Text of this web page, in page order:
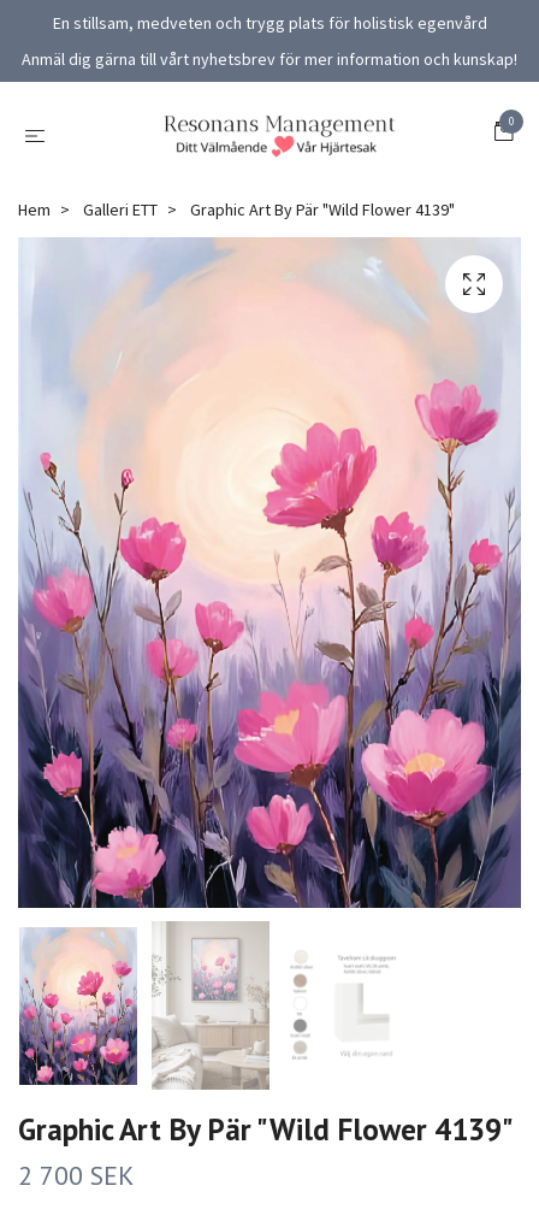
En stillsam, medveten och trygg plats för holistisk egenvård
Anmäl dig gärna till vårt nyhetsbrev för mer information och kunskap!
0
Hem Galleri ETT Graphic Art By Pär "Wild Flower 4139"
Graphic Art By Pär "Wild Flower 4139"
2 700 SEK